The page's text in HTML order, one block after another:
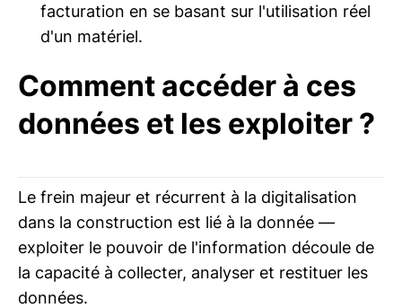
facturation en se basant sur l'utilisation réel
d'un matériel.
Comment accéder à ces
données et les exploiter ?
Le frein majeur et récurrent à la digitalisation
dans la construction est lié à la donnée —
exploiter le pouvoir de l'information découle de
la capacité à collecter, analyser et restituer les
données.